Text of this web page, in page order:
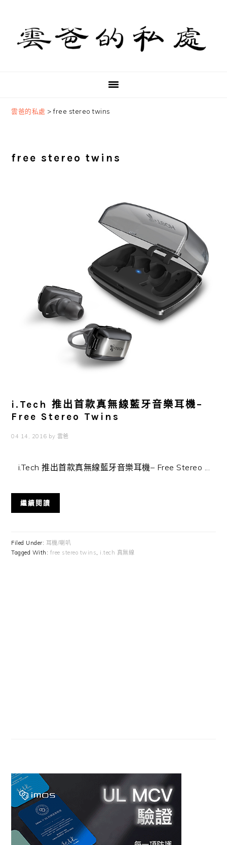
primary
navigation
content
primary
sidebar
雲爸的私處 >free stereo twins
free stereo twins
i.Tech 推出首款真無線藍牙音樂耳機–
Free Stereo Twins
04 14, 2016 by 雲爸
i.Tech 推出首款真無線藍牙音樂耳機– Free Stereo ...
繼續閱讀
Filed Under: 耳機/喇叭
Tagged With: free stereo twins i.tech 真無線